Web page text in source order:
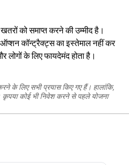
को समाप्त करने की उम्मीद है।
कॉन्ट्रैक्ट्स का इस्तेमाल नहीं कर
के लिए फायदेमंद होता है।
के लिए सभी प्रयास किए गए हैं। हालांकि,
कृपया कोई भी निवेश करने से पहले योजना